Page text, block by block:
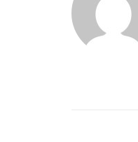
n
a